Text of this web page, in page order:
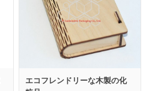
エコフレンドリーな木製の化